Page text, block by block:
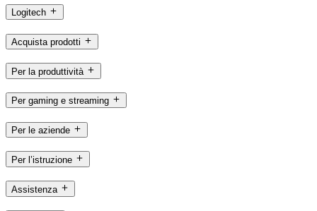
Logitech
Acquista prodotti
Per la produttività
Per gaming e streaming
Per le aziende
Per l’istruzione
Assistenza